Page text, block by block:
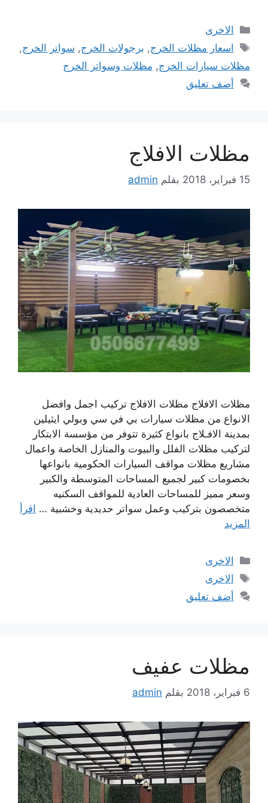
التصنيفات
الاخرى
الوسوم
اسعار مظلات الخرج, برجولات الخرج, سواتر الخرج,
مظلات سيارات الخرج, مظلات وسواتر الخرج
أضف تعليق
مظلات الافلاج
15 فبراير، 2018 بقلم admin
مظلات الافلاج مظلات الافلاج تركيب اجمل وافضل
الانواع من مظلات سيارات بي في سي وبولي ايثيلين
بمدينة الافـلاج بانواع كثيرة تتوفر من مؤسسة الابتكار
لتركيب مظلات الفلل والبيوت والمنازل الخاصة واعمال
مشاريع مظلات مواقف السيارات الحكومية بانواعها
بخصومات كبير لجميع المساحات المتوسطة والكبير
وسعر مميز للمساحات العادية للمواقف السكنيه
متخصصون بتركيب وعمل سواتر حديدية وخشبية … اقرأ
المزيد
التصنيفات
الاخرى
الوسوم
الاخرى
أضف تعليق
مظلات عفيف
6 فبراير، 2018 بقلم admin